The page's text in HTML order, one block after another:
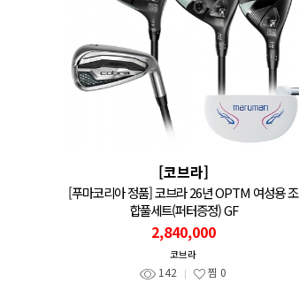
[코브라]
[푸마코리아 정품] 코브라 26년 OPTM 여성용 조
합풀세트(퍼터증정) GF
2,840,000
코브라
142 찜 0